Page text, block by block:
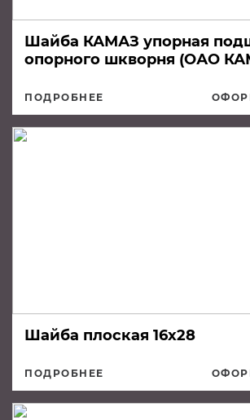
Шайба КАМАЗ упорная
опорного шкворня (ОАО
ПОДРОБНЕЕ
Шайба плоская 16х28
ПОДРОБНЕЕ